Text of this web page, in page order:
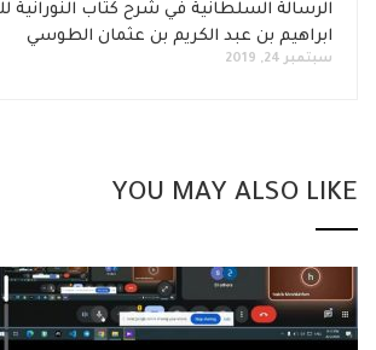
الرسالة السلطانية في شرح كتاب النورانية
ابراهيم بن عبد الكريم بن عثمان الطوسي
سبتمبر 24, 2019
YOU MAY ALSO LIKE